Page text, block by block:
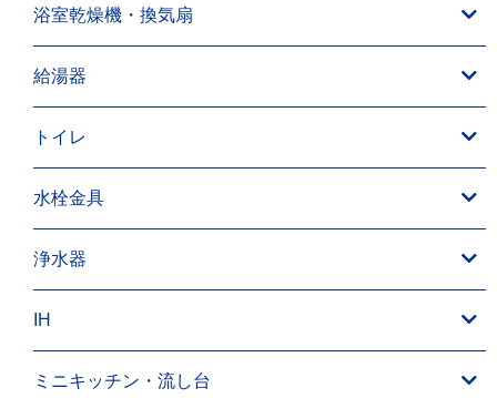
浴室乾燥機・換気扇
給湯器
トイレ
水栓金具
浄水器
IH
ミニキッチン・流し台